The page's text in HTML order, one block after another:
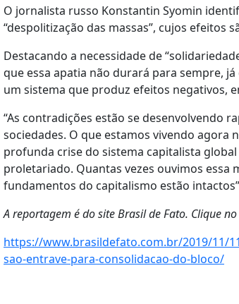
O jornalista russo Konstantin Syomin
“despolitização das massas”, cujos efeitos
Destacando a necessidade de
que essa apatia não durará para sempre,
um sistema que produz efeitos negativos,
“As contradições estão se desenvolvendo
sociedades. O que estamos vivendo agora
profunda crise do sistema capitalista
proletariado. Quantas vezes ouvimos essa
fundamentos do capitalismo estão
A reportagem é do site Brasil de Fato. Clique
https://www.brasildefato.com.br/2019/11/
sao-entrave-para-consolidacao-do-bloco/